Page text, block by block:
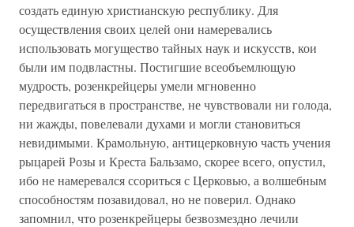
создать единую христианскую республику. Для
осуществления своих целей они намеревались
использовать могущество тайных наук и искусств, кои
были им подвластны. Постигшие всеобъемлющую
мудрость, розенкрейцеры умели мгновенно
передвигаться в пространстве, не чувствовали ни голода,
ни жажды, повелевали духами и могли становиться
невидимыми. Крамольную, антицерковную часть учения
рыцарей Розы и Креста Бальзамо, скорее всего, опустил,
ибо не намеревался ссориться с Церковью, а волшебным
способностям позавидовал, но не поверил. Однако
запомнил, что розенкрейцеры безвозмездно лечили